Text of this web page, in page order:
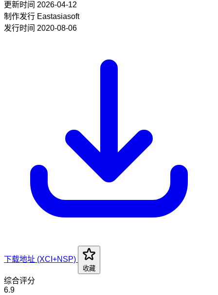
更新时间 2026-04-12
制作发行 Eastasiasoft
发行时间 2020-08-06
下载地址 (XCI+NSP)
收藏
综合评分
6.9